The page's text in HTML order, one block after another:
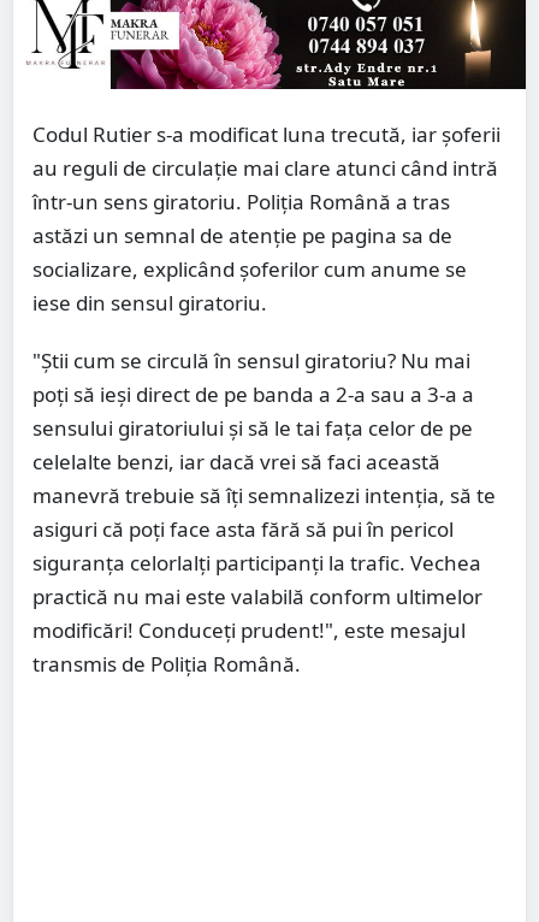
Codul Rutier s-a modificat luna trecută, iar șoferii
au reguli de circulație mai clare atunci când intră
într-un sens giratoriu. Poliția Română a tras
astăzi un semnal de atenție pe pagina sa de
socializare, explicând șoferilor cum anume se
iese din sensul giratoriu.
"Știi cum se circulă în sensul giratoriu? Nu mai
poți să ieși direct de pe banda a 2-a sau a 3-a a
sensului giratoriului și să le tai fața celor de pe
celelalte benzi, iar dacă vrei să faci această
manevră trebuie să îți semnalizezi intenția, să te
asiguri că poți face asta fără să pui în pericol
siguranța celorlalți participanți la trafic. Vechea
practică nu mai este valabilă conform ultimelor
modificări! Conduceți prudent!", este mesajul
transmis de Poliția Română.